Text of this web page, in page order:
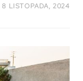
8 LISTOPADA, 2024